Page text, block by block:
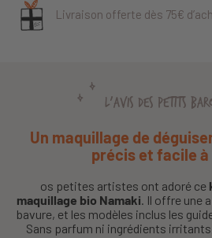
Livraison offerte dès 75€
L'AVIS DES PETITS
Un maquillage de
précis et facile
os petites artistes ont adoré ce
maquillage bio Namaki. Il offre une
bavure, et les modèles inclus les
Sans parfum ni ingrédients